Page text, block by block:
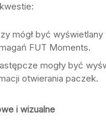
mógł być wyświetlany
FUT Moments.
mogły być
otwierania paczek.
i wizualne